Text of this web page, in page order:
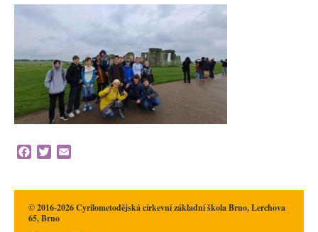
Facebook
Twitter
© 2016-2026 Cyrilometodějská církevní základní škola Brno, Lerchova
65, Brno